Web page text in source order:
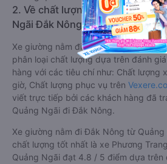
2. Về chất lượng, review, đánh
Ngãi Đắk Nông giường nằm
Xe giường nằm đi Đắk Nông từ
phân loại chất lượng dựa trên đánh
hàng với các tiêu chí như: Chất lượng
giờ, Chất lượng phục vụ trên
viết trực tiếp bởi các khách hàng đã
Quảng Ngãi đi Đắk Nông.
Xe giường nằm đi Đắk Nông từ
chất lượng tốt nhất là xe Phương
Quảng Ngãi đạt 4.8 / 5 điểm dựa trên